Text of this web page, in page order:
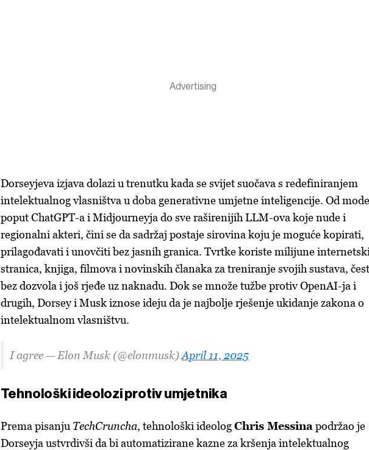
Dorseyjeva izjava dolazi u trenutku kada se svijet suočava s redefiniranjem
intelektualnog vlasništva u doba generativne umjetne inteligencije. Od
poput ChatGPT-a i Midjourneyja do sve raširenijih LLM-ova koje nude i
regionalni akteri, čini se da sadržaj postaje sirovina koju je moguće kopirati,
prilagođavati i unovčiti bez jasnih granica. Tvrtke koriste milijune
stranica, knjiga, filmova i novinskih članaka za treniranje svojih sustava,
bez dozvola i još rjeđe uz naknadu. Dok se množe tužbe protiv OpenAI-ja i
drugih, Dorsey i Musk iznose ideju da je najbolje rješenje ukidanje zakona o
intelektualnom vlasništvu.
I agree — Elon Musk (@elonmusk)April 11, 2025
Tehnološki ideolozi protiv umjetnika
Prema pisanju TechCruncha, tehnološki ideologChris Messina podržao je
Dorseyja ustvrdivši da bi automatizirane kazne za kršenja intelektualnog